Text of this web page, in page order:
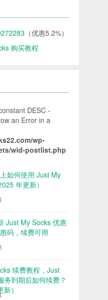
（优惠5.2%）
购买教程
DESC -
an Error in a
wp-
wid-postlist.php
如何使用 Just My
年更新）
Just My Socks 优惠
码，续费可用
续费教程，Just
务到期后如何续费？
）